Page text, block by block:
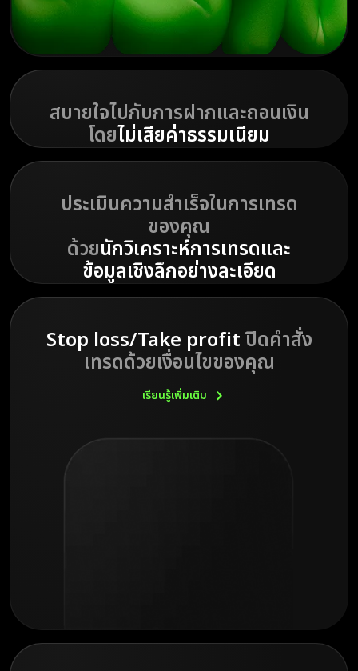
สบายใจไปกับการฝากและถอนเงิน
โดยไม่เสียค่าธรรมเนียม
ประเมินความสำเร็จในการเทรด
ของคุณ
ด้วยนักวิเคราะห์การเทรดและ
ข้อมูลเชิงลึกอย่างละเอียด
Stop loss/Take profitปิดคำสั่ง
เทรดด้วยเงื่อนไขของคุณ
เรียนรู้เพิ่มเติม